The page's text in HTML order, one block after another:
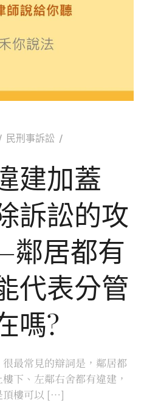
民刑事訴訟
建加蓋
訴訟的攻
鄰居都有
代表分管
嗎?
最常見的辯詞是，鄰居都
下、左鄰右舍都有違建，
頂樓可以 […]